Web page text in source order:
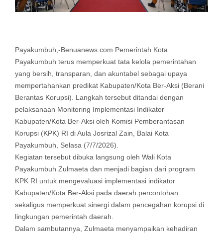
Payakumbuh,-Benuanews.com Pemerintah Kota
Payakumbuh terus memperkuat tata kelola pemerintahan
yang bersih, transparan, dan akuntabel sebagai upaya
mempertahankan predikat Kabupaten/Kota Ber-Aksi (Berani
Berantas Korupsi). Langkah tersebut ditandai dengan
pelaksanaan Monitoring Implementasi Indikator
Kabupaten/Kota Ber-Aksi oleh Komisi Pemberantasan
Korupsi (KPK) RI di Aula Josrizal Zain, Balai Kota
Payakumbuh, Selasa (7/7/2026).
Kegiatan tersebut dibuka langsung oleh Wali Kota
Payakumbuh Zulmaeta dan menjadi bagian dari program
KPK RI untuk mengevaluasi implementasi indikator
Kabupaten/Kota Ber-Aksi pada daerah percontohan
sekaligus memperkuat sinergi dalam pencegahan korupsi di
lingkungan pemerintah daerah.
Dalam sambutannya, Zulmaeta menyampaikan kehadiran